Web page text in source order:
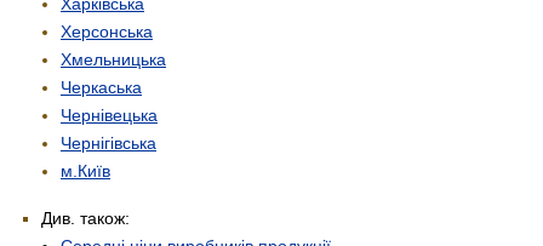
Херсонська
Хмельницька
Черкаська
Чернівецька
Чернігівська
м.Київ
Див. також: